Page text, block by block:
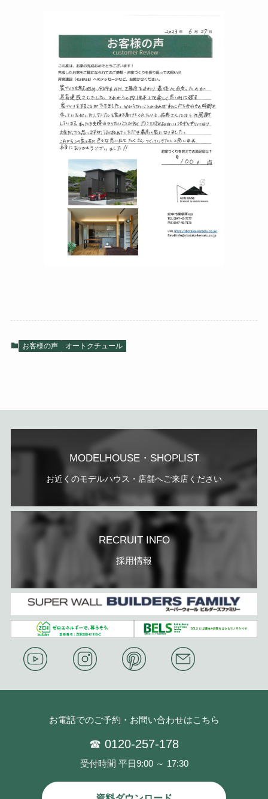
お客様の声 オートクチュール
MODELHOUSE・SHOPLIST
お近くのモデルハウス・店舗へご来店ください
RECRUIT INFO
採用情報
お電話でのご予約・お問い合わせはこちら
☎ 0120-257-178
受付時間 平日9:00 ～ 17:30